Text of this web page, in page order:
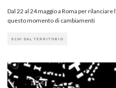
Dal 22 al 24 maggio a Roma per
questo momento di cambiamenti
ECHI DAL TERRITORIO